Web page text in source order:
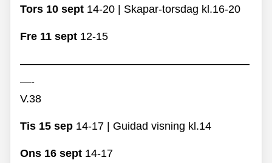
Tors 10 sept 14-20 | Skapar-torsdag kl.16-20
Fre 11 sept 12-15
—————————————————————
—-
V.38
Tis 15 sep 14-17 | Guidad visning kl.14
Ons 16 sept 14-17